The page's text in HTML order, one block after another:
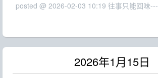
posted @ 2026-02-03 10:19 往事只能回味---
2026年1月15日